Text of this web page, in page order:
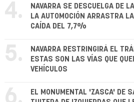
4.
NAVARRA SE DESCUELGA DE
LA AUTOMOCIÓN ARRASTRA
CAÍDA DEL 7,7%
5.
NAVARRA RESTRINGIRÁ EL
ESTAS SON LAS VÍAS QUE
VEHÍCULOS
EL MONUMENTAL 'ZASCA' DE